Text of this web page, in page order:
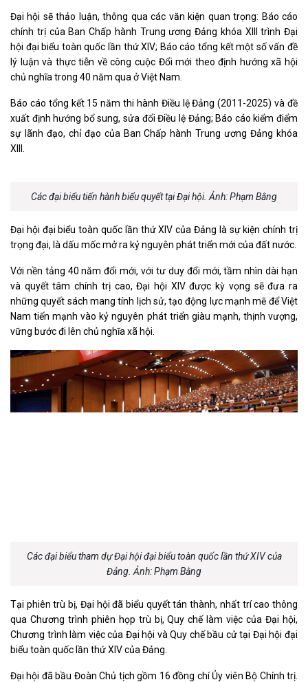
Đại hội sẽ thảo luận, thông qua các văn kiện quan trọng: Báo cáo
chính trị của Ban Chấp hành Trung ương Đảng khóa XIII trình Đại
hội đại biểu toàn quốc lần thứ XIV; Báo cáo tổng kết một số vấn đề
lý luận và thực tiễn về công cuộc Đổi mới theo định hướng xã hội
chủ nghĩa trong 40 năm qua ở Việt Nam.
Báo cáo tổng kết 15 năm thi hành Điều lệ Đảng (2011-2025) và đề
xuất định hướng bổ sung, sửa đổi Điều lệ Đảng; Báo cáo kiểm điểm
sự lãnh đạo, chỉ đạo của Ban Chấp hành Trung ương Đảng khóa
XIII.
Các đại biểu tiến hành biểu quyết tại Đại hội. Ảnh: Phạm Bằng
Đại hội đại biểu toàn quốc lần thứ XIV của Đảng là sự kiện chính trị
trọng đại, là dấu mốc mở ra kỷ nguyên phát triển mới của đất nước.
Với nền tảng 40 năm đổi mới, với tư duy đổi mới, tầm nhìn dài hạn
và quyết tâm chính trị cao, Đại hội XIV được kỳ vọng sẽ đưa ra
những quyết sách mang tính lịch sử, tạo động lực mạnh mẽ để Việt
Nam tiến mạnh vào kỷ nguyên phát triển giàu mạnh, thịnh vượng,
vững bước đi lên chủ nghĩa xã hội.
Các đại biểu tham dự Đại hội đại biểu toàn quốc lần thứ XIV của
Đảng. Ảnh: Phạm Bằng
Tại phiên trù bị, Đại hội đã biểu quyết tán thành, nhất trí cao thông
qua Chương trình phiên họp trù bị, Quy chế làm việc của Đại hội,
Chương trình làm việc của Đại hội và Quy chế bầu cử tại Đại hội đại
biểu toàn quốc lần thứ XIV của Đảng.
Đại hội đã bầu Đoàn Chủ tịch gồm 16 đồng chí Ủy viên Bộ Chính trị.